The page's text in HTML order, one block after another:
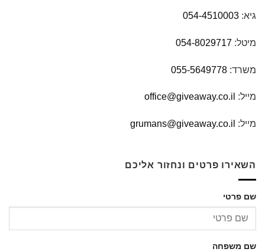
גיא: 054-4510003
מיטל: 054-8029717
משרד: 055-5649778
מייל: office@giveaway.co.il
מייל: grumans@giveaway.co.il
השאירו פרטים ונחזור אליכם
שם פרטי
שם משפחה